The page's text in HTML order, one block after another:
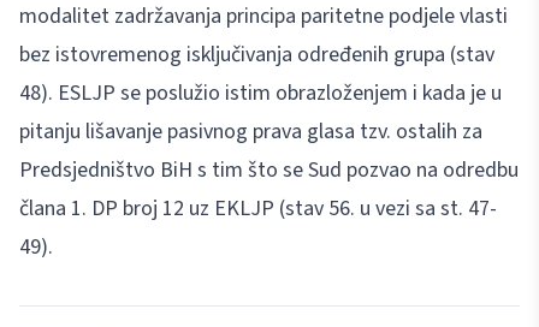
modalitet zadržavanja principa paritetne podjele vlasti
bez istovremenog isključivanja određenih grupa (stav
48). ESLJP se poslužio istim obrazloženjem i kada je u
pitanju lišavanje pasivnog prava glasa tzv. ostalih za
Predsjedništvo BiH s tim što se Sud pozvao na odredbu
člana 1. DP broj 12 uz EKLJP (stav 56. u vezi sa st. 47-
49).